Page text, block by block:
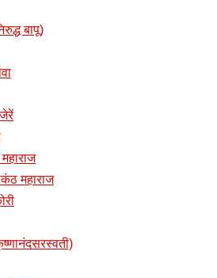
बापू)
महाराज